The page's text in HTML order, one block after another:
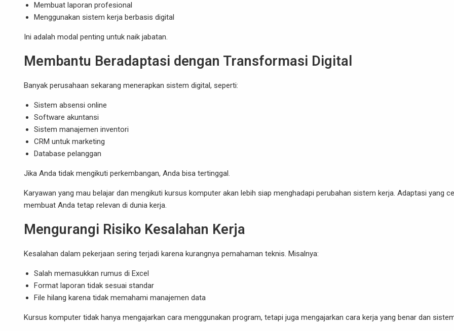
Membuat laporan profesional
Menggunakan sistem kerja berbasis digital
Ini adalah modal penting untuk naik jabatan.
Membantu Beradaptasi dengan Transformasi Digital
Banyak perusahaan sekarang menerapkan sistem digital, seperti:
Sistem absensi online
Software akuntansi
Sistem manajemen inventori
CRM untuk marketing
Database pelanggan
Jika Anda tidak mengikuti perkembangan, Anda bisa tertinggal.
Karyawan yang mau belajar dan mengikuti kursus komputer akan lebih siap menghadapi perubahan sistem kerja. Adaptasi yang
membuat Anda tetap relevan di dunia kerja.
Mengurangi Risiko Kesalahan Kerja
Kesalahan dalam pekerjaan sering terjadi karena kurangnya pemahaman teknis. Misalnya:
Salah memasukkan rumus di Excel
Format laporan tidak sesuai standar
File hilang karena tidak memahami manajemen data
Kursus komputer tidak hanya mengajarkan cara menggunakan program, tetapi juga mengajarkan cara kerja yang benar dan